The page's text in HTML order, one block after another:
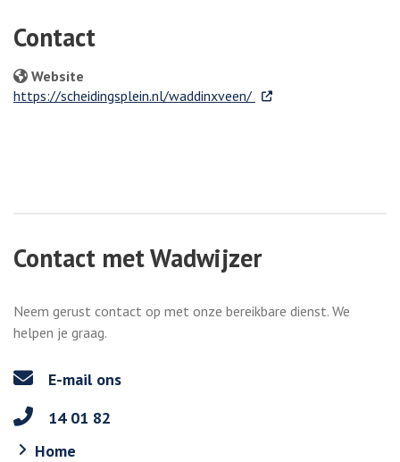
Contact
Website
https://scheidingsplein.nl/waddinxveen/ . Externe link
Contact met Wadwijzer
Neem gerust contact op met onze bereikbare dienst. We
helpen je graag.
E-mail ons
14 01 82
Home